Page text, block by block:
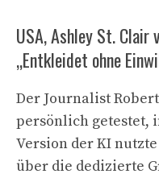
USA, Ashley St.
„Entkleidet ohne
Der Journalist
persönlich getestet,
Version der KI
über die dedizierte